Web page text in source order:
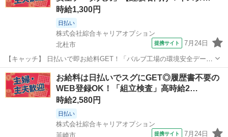
時給1,300円
日払い
株式会社綜合キャリアオプション
北杜市
提携サイト 7月24日
【キャッチ】 日払いで即お給料GET！「バルブ工場の環境安全データ
入力」【経験者向けマイスターワーク！】残業ほぼナシでプラ充！ア
ナタらしく♪髪型自由☆高時給1300円！ 【コメント】 ＼大手人材派遣
会社で働きませんか♪／ ...
山梨 北杜市 一般事務
お給料は日払いでスグにGET◎履歴書不要の
WEB登録OK！「組立検査」高時給2…
時給2,580円
日払い
株式会社綜合キャリアオプション
韮崎市
提携サイト 7月24日